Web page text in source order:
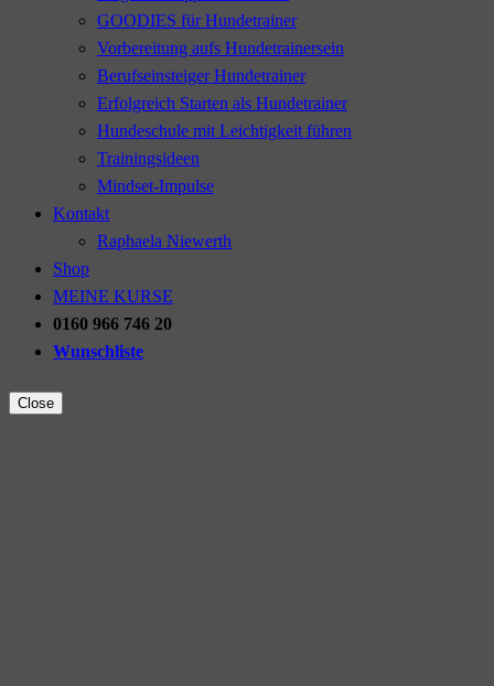
GOODIES für Hundetrainer
Vorbereitung aufs Hundetrainersein
Berufseinsteiger Hundetrainer
Erfolgreich Starten als Hundetrainer
Hundeschule mit Leichtigkeit führen
Trainingsideen
Mindset-Impulse
Kontakt
Raphaela Niewerth
Shop
MEINE KURSE
0160 966 746 20
Wunschliste
Close